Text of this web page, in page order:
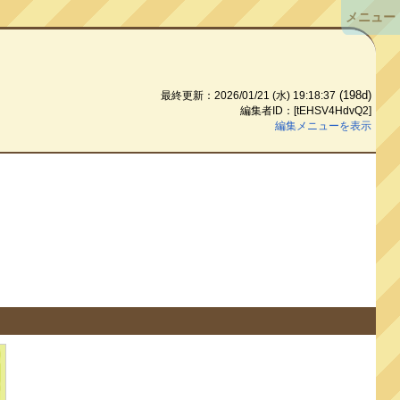
最終更新：2026/01/21 (水) 19:18:37 (198d)
編集者ID：[tEHSV4HdvQ2]
編集メニューを表示
メニュー